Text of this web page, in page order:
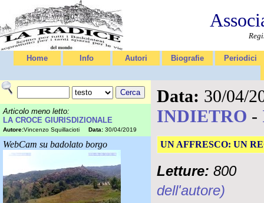
Home Info Autori Biografie Periodici
Articolo meno letto:
LA CROCE GIURISDIZIONALE
Autore:Vincenzo Squillacioti Data: 30/04/2019
WebCam su badolato borgo
Data: 30/04/
INDIETRO -
UN AFFRESCO: UN
Letture: 800
dell'autore)